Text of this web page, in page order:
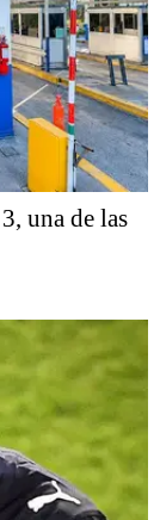
una de las